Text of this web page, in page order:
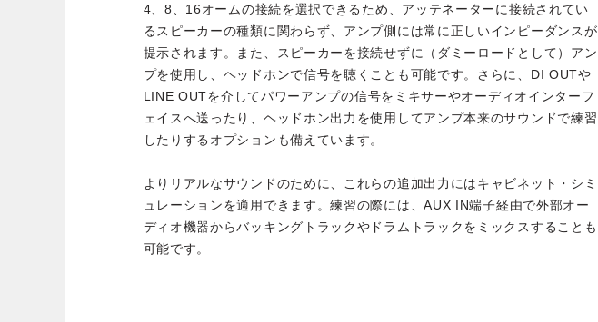
4、8、16オームの接続を選択できるため、アッテネーターに接続されてい
るスピーカーの種類に関わらず、アンプ側には常に正しいインピーダンスが
提示されます。また、スピーカーを接続せずに（ダミーロードとして）アン
プを使用し、ヘッドホンで信号を聴くことも可能です。さらに、DI OUTや
LINE OUTを介してパワーアンプの信号をミキサーやオーディオインターフ
ェイスへ送ったり、ヘッドホン出力を使用してアンプ本来のサウンドで練習
したりするオプションも備えています。
よりリアルなサウンドのために、これらの追加出力にはキャビネット・シミ
ュレーションを適用できます。練習の際には、AUX IN端子経由で外部オー
ディオ機器からバッキングトラックやドラムトラックをミックスすることも
可能です。